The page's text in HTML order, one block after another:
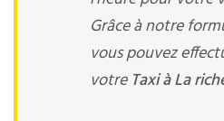
Grâce à notre
vous pouvez
votre Taxi à La